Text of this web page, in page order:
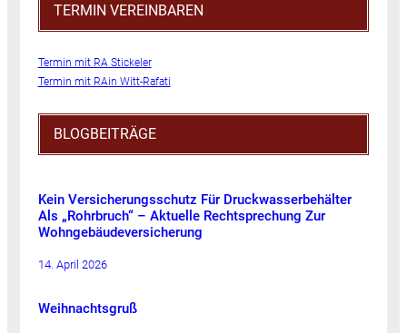
TERMIN VEREINBAREN
Termin mit RA Stickeler
Termin mit RAin Witt-Rafati
BLOGBEITRÄGE
Kein Versicherungsschutz Für Druckwasserbehälter
Als „Rohrbruch“ – Aktuelle Rechtsprechung Zur
Wohngebäudeversicherung
14. April 2026
Weihnachtsgruß